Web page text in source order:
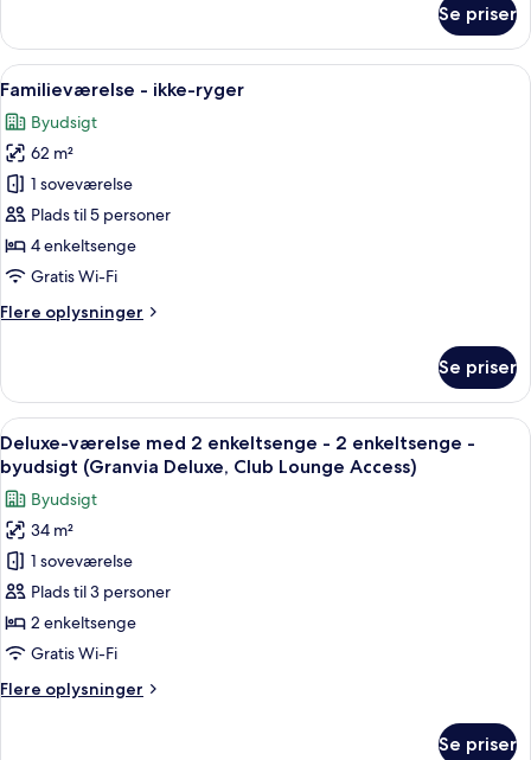
ryger
dobbeltværelse
1
seng
ikke-
ryger
Se priser
Indlæs
alle
billeder
af
Familieværelse
-
ikke-
ryger
Et moderne hotelværelse med
5
Familieværelse - ikke-ryger
Byudsigt
62 m²
1 soveværelse
Plads til 5 personer
4 enkeltsenge
Gratis Wi-Fi
Flere oplysninger
Flere
-
ikke-
ryger
Se priser
Indlæs
alle
billeder
af
Deluxe-
værelse
med
2
enkeltsenge
2
Et moderne hotelværelse med en
7
Deluxe-værelse med 2 enkeltsenge - 2 enkeltsenge -
byudsigt (Granvia Deluxe, Club Lounge Access)
Byudsigt
34 m²
1 soveværelse
Plads til 3 personer
2 enkeltsenge
Gratis Wi-Fi
Flere oplysninger
Flere
Se priser